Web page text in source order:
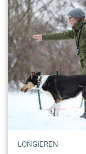
LONGIEREN